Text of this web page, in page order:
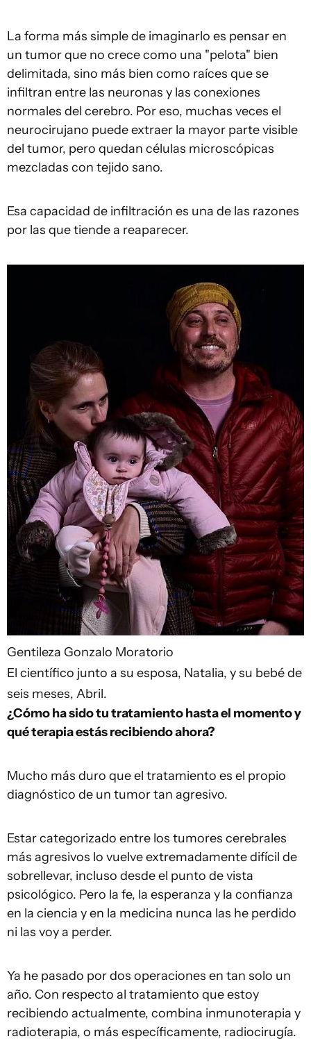
La forma más simple de imaginarlo es pensar en
un tumor que no crece como una "pelota" bien
delimitada, sino más bien como raíces que se
infiltran entre las neuronas y las conexiones
normales del cerebro. Por eso, muchas veces el
neurocirujano puede extraer la mayor parte visible
del tumor, pero quedan células microscópicas
mezcladas con tejido sano.
Esa capacidad de infiltración es una de las razones
por las que tiende a reaparecer.
Gentileza Gonzalo Moratorio
El científico junto a su esposa, Natalia, y su bebé de
seis meses, Abril.
¿Cómo ha sido tu tratamiento hasta el momento y
qué terapia estás recibiendo ahora?
Mucho más duro que el tratamiento es el propio
diagnóstico de un tumor tan agresivo.
Estar categorizado entre los tumores cerebrales
más agresivos lo vuelve extremadamente difícil de
sobrellevar, incluso desde el punto de vista
psicológico. Pero la fe, la esperanza y la confianza
en la ciencia y en la medicina nunca las he perdido
ni las voy a perder.
Ya he pasado por dos operaciones en tan solo un
año. Con respecto al tratamiento que estoy
recibiendo actualmente, combina inmunoterapia y
radioterapia, o más específicamente, radiocirugía.